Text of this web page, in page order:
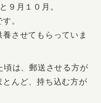
９月１０月。
。
させてもらっていま
は、郵送させる方が
んど、持ち込む方が